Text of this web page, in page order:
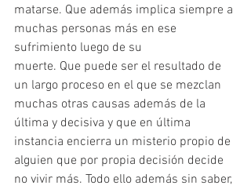
matarse. Que además implica siempre a
muchas personas más en ese
sufrimiento luego de su
muerte. Que puede ser el resultado de
un largo proceso en el que se mezclan
muchas otras causas además de la
última y decisiva y que en última
instancia encierra un misterio propio de
alguien que por propia decisión decide
no vivir más. Todo ello además sin saber,